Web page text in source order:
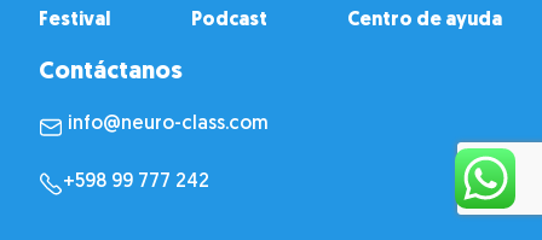
Festival Podcast Centro de ayuda
Contáctanos
info@neuro-class.com
+598 99 777 242